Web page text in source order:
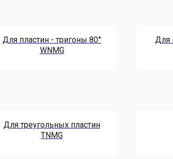
Для пластин - тригоны 80°
WNMG
Для
Для треугольных пластин
TNMG